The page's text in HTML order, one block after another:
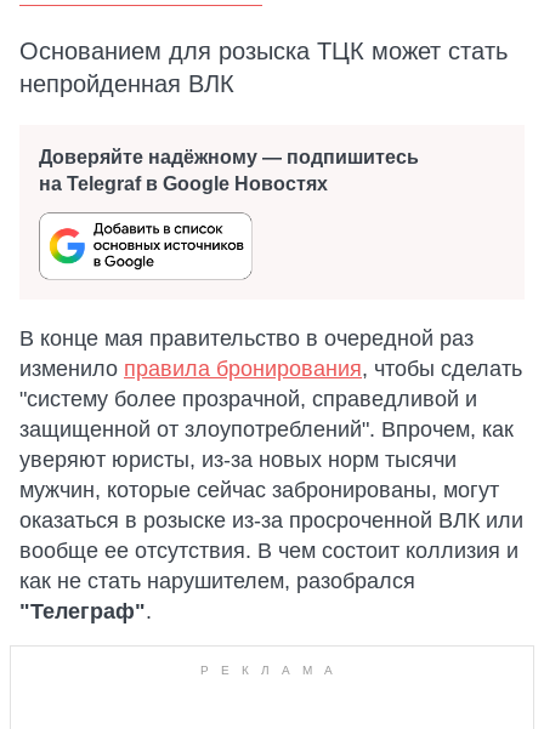
Основанием для розыска ТЦК может стать
непройденная ВЛК
Доверяйте надёжному — подпишитесь
на Telegraf в Google Новостях
В конце мая правительство в очередной раз
изменило правила бронирования, чтобы сделать
"систему более прозрачной, справедливой и
защищенной от злоупотреблений". Впрочем, как
уверяют юристы, из-за новых норм тысячи
мужчин, которые сейчас забронированы, могут
оказаться в розыске из-за просроченной ВЛК или
вообще ее отсутствия. В чем состоит коллизия и
как не стать нарушителем, разобрался
"Телеграф".